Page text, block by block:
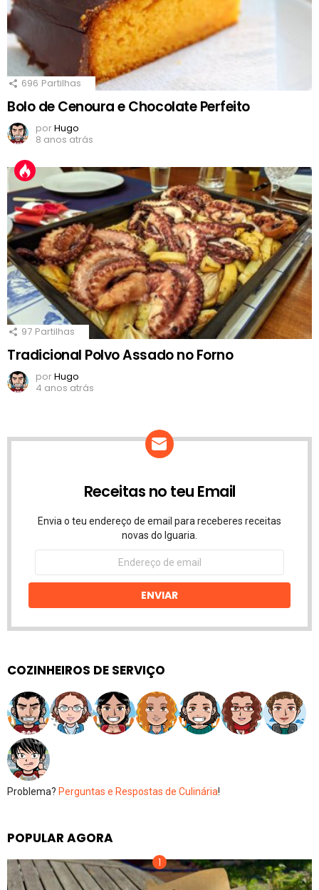
696 Partilhas
Bolo de Cenoura e Chocolate Perfeito
porHugo
8 anos atrás
97 Partilhas
Tradicional Polvo Assado no Forno
porHugo
4 anos atrás
Receitas no teu Email
Envia o teu endereço de email para receberes receitas
novas do Iguaria.
Endereço
email
ENVIAR
COZINHEIROS DE SERVIÇO
Problema? Perguntas e Respostas de Culinária!
POPULAR AGORA